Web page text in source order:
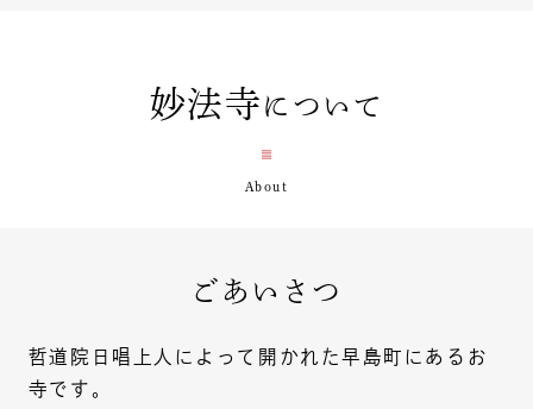
妙法寺 について
ごあいさつ
哲道院日唱上人によって開かれた早島町にあるお
寺です。